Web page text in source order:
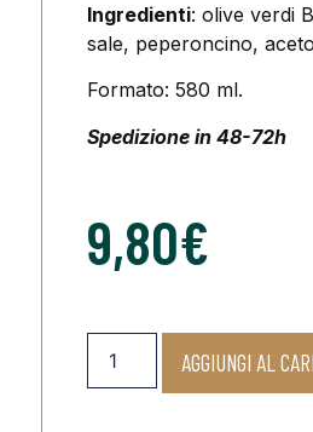
Ingredienti: olive verdi
sale, peperoncino,
Formato: 580 ml.
Spedizione in 48-72h
9,80€
AGGIUNGI AL